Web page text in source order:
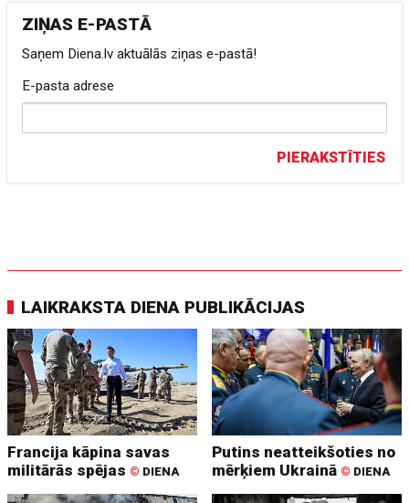
ZIŅAS E-PASTĀ
Saņem Diena.lv aktuālās ziņas e-pastā!
E-pasta adrese
PIERAKSTĪTIES
LAIKRAKSTA DIENA PUBLIKĀCIJAS
Francija kāpina savas
militārās spējas © DIENA
Putins neatteikšoties no
mērķiem Ukrainā © DIENA